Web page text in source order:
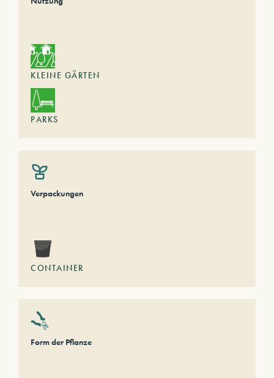
KLEINE GÄRTEN
PARKS
Verpackungen
CONTAINER
Form der Pflanze